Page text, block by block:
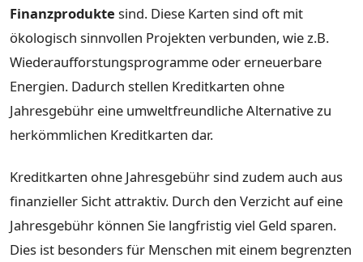
Finanzprodukte sind. Diese Karten sind oft mit
ökologisch sinnvollen Projekten verbunden, wie z.B.
Wiederaufforstungsprogramme oder erneuerbare
Energien. Dadurch stellen Kreditkarten ohne
Jahresgebühr eine umweltfreundliche Alternative zu
herkömmlichen Kreditkarten dar.
Kreditkarten ohne Jahresgebühr sind zudem auch aus
finanzieller Sicht attraktiv. Durch den Verzicht auf eine
Jahresgebühr können Sie langfristig viel Geld sparen.
Dies ist besonders für Menschen mit einem begrenzten